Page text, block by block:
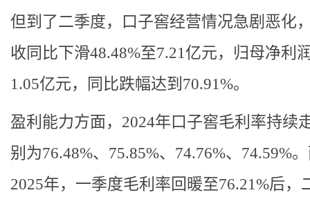
但到了二季度，口子窖经营情况急剧恶化
收同比下滑48.48%至7.21亿元，归母净利
1.05亿元，同比跌幅达到70.91%。
盈利能力方面，2024年口子窖毛利率持续
别为76.48%、75.85%、74.76%、74.59%
2025年，一季度毛利率回暖至76.21%后，